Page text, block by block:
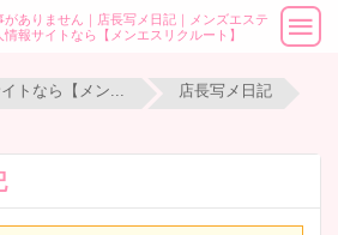
がありません｜店長写メ日記｜メンズエステ
情報サイトなら【メンエスリクルート】
店長写メ日記